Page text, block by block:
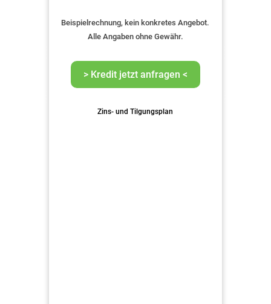
Beispielrechnung, kein konkretes Angebot.
Alle Angaben ohne Gewähr.
Zins- und Tilgungsplan